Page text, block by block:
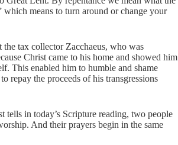
which means to turn around or change your
tax collector Zacchaeus, who was
Christ came to his home and showed him
This enabled him to humble and shame
repay the proceeds of his transgressions
tells in today’s Scripture reading, two people
And their prayers begin in the same